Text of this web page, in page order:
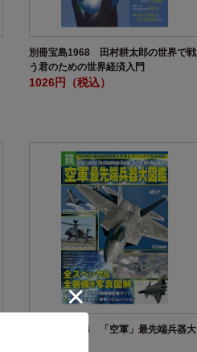
別冊宝島1968 田村耕太郎の世界で戦
う君のための世界経済入門
1026円（税込）
別冊宝島1964 「空軍」最先端兵器大